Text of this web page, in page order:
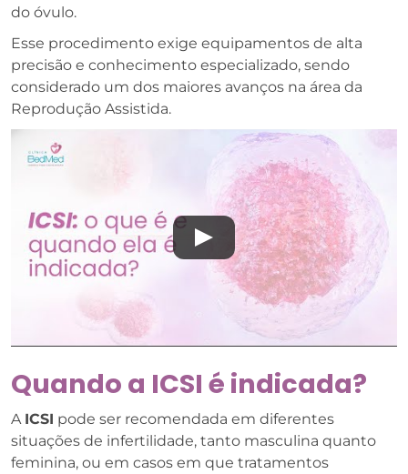
do óvulo.
Esse procedimento exige equipamentos de alta
precisão e conhecimento especializado, sendo
considerado um dos maiores avanços na área da
Reprodução Assistida.
Quando a ICSI é indicada?
A ICSI pode ser recomendada em diferentes
situações de infertilidade, tanto masculina quanto
feminina, ou em casos em que tratamentos